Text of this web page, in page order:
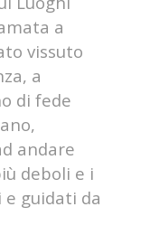
a
vissuto
a
di fede
andare
deboli e i
guidati da